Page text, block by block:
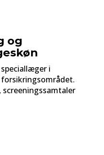
og
i
screeningssamtaler